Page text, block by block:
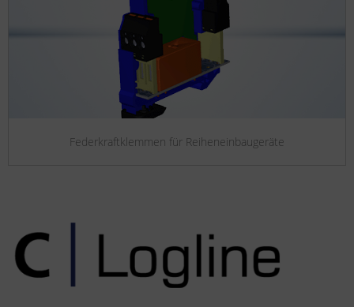
Federkraftklemmen für Reiheneinbaugeräte